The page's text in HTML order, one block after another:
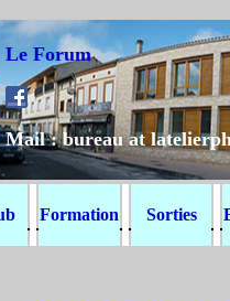
Le Forum
Mail : bureau at
Formation Sorties